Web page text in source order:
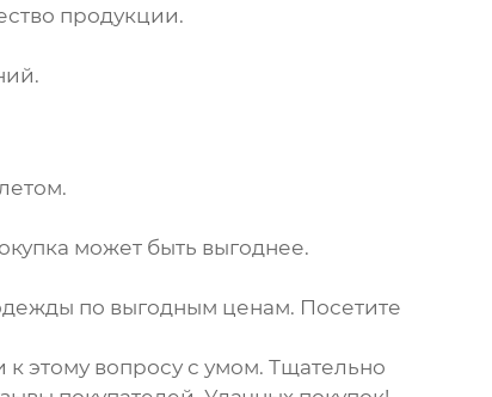
продукции.
может быть выгоднее.
по выгодным ценам. Посетите
этому вопросу с умом. Тщательно